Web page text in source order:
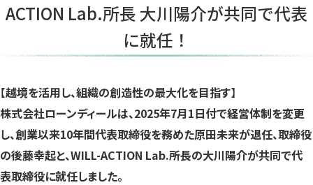
で
き
す）
で
き
で
き
ACTION Lab.所長 大川陽介が共同で代表
に就任！
【越境を活用し、組織の創造性の最大化を目指す】
株式会社ローンディールは、2025年7月1日付で経営体制を変更
し、創業以来10年間代表取締役を務めた原田未来が退任、取締役
の後藤幸起と、WILL-ACTION Lab.所長の大川陽介が共同で代
表取締役に就任しました。